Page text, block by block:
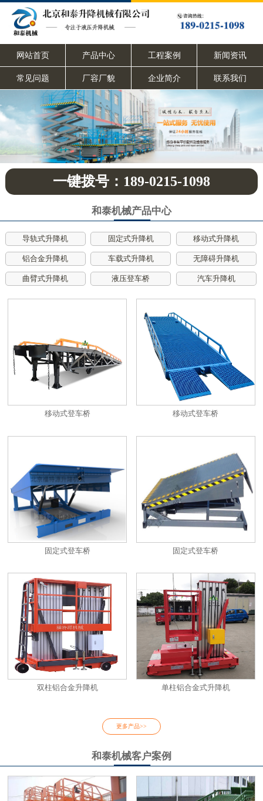
网站首页 产品中心 工程案例 新闻资讯
常见问题 厂容厂貌 企业简介 联系我们
一键拨号：189-0215-1098
和泰机械产品中心
导轨式升降机 固定式升降机 移动式升降机
铝合金升降机 车载式升降机 无障碍升降机
曲臂式升降机 液压登车桥 汽车升降机
移动式登车桥 移动式登车桥
固定式登车桥 固定式登车桥
双柱铝合金升降机 单柱铝合金式升降机
更多产品>>
和泰机械客户案例